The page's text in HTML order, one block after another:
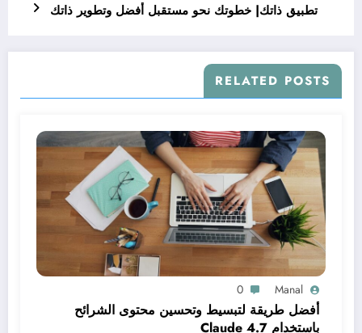
تطبيق ذاتك| خطوتك نحو مستقبل أفضل وتطوير ذاتك
RELATED POSTS
Manal
0
أفضل طريقة لتبسيط وتحسين محتوى الشرائح
باستخدام Claude 4.7